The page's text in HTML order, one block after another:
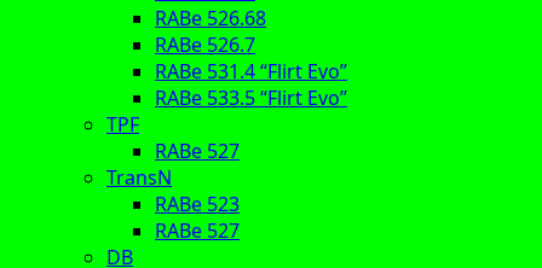
RABe 526.68
RABe 526.7
RABe 531.4 “Flirt Evo”
RABe 533.5 “Flirt Evo”
TPF
RABe 527
TransN
RABe 523
RABe 527
DB